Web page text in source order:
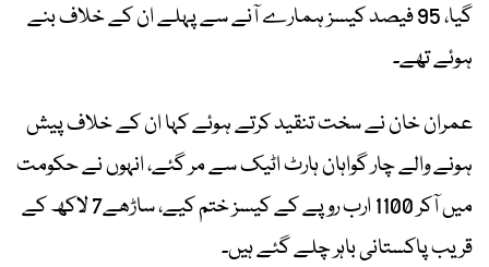
گیا، 95 فیصد کیسز ہمارے آنے سے پہلے ان کے خلاف بنے
ہوئے تھے۔
عمران خان نے سخت تنقید کرتے ہوئے کہا ان کے خلاف پیش
ہونے والے چار گواہان ہارٹ اٹیک سے مر گئے، انہوں نے حکومت
میں آکر 1100 ارب روپے کے کیسز ختم کیے، ساڑھے7 لاکھ کے
قریب پاکستانی باہر چلے گئے ہیں۔